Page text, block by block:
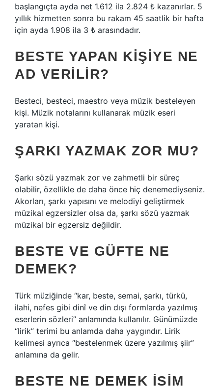
başlangıçta ayda net 1.612 ila 2.824 ₺ kazanırlar. 5
yıllık hizmetten sonra bu rakam 45 saatlik bir hafta
için ayda 1.908 ila 3 ₺ arasındadır.
BESTE YAPAN KIŞIYE NE
AD VERILIR?
Besteci, besteci, maestro veya müzik besteleyen
kişi. Müzik notalarını kullanarak müzik eseri
yaratan kişi.
ŞARKI YAZMAK ZOR MU?
Şarkı sözü yazmak zor ve zahmetli bir süreç
olabilir, özellikle de daha önce hiç denemediyseniz.
Akorları, şarkı yapısını ve melodiyi geliştirmek
müzikal egzersizler olsa da, şarkı sözü yazmak
müzikal bir egzersiz değildir.
BESTE VE GÜFTE NE
DEMEK?
Türk müziğinde “kar, beste, semai, şarkı, türkü,
ilahi, nefes gibi dinî ve din dışı formlarda yazılmış
eserlerin sözleri” anlamında kullanılır. Günümüzde
“lirik” terimi bu anlamda daha yaygındır. Lirik
kelimesi ayrıca “bestelenmek üzere yazılmış şiir”
anlamına da gelir.
BESTE NE DEMEK ISIM